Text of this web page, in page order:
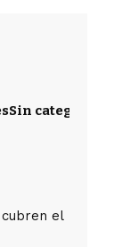
Sin categoría
el